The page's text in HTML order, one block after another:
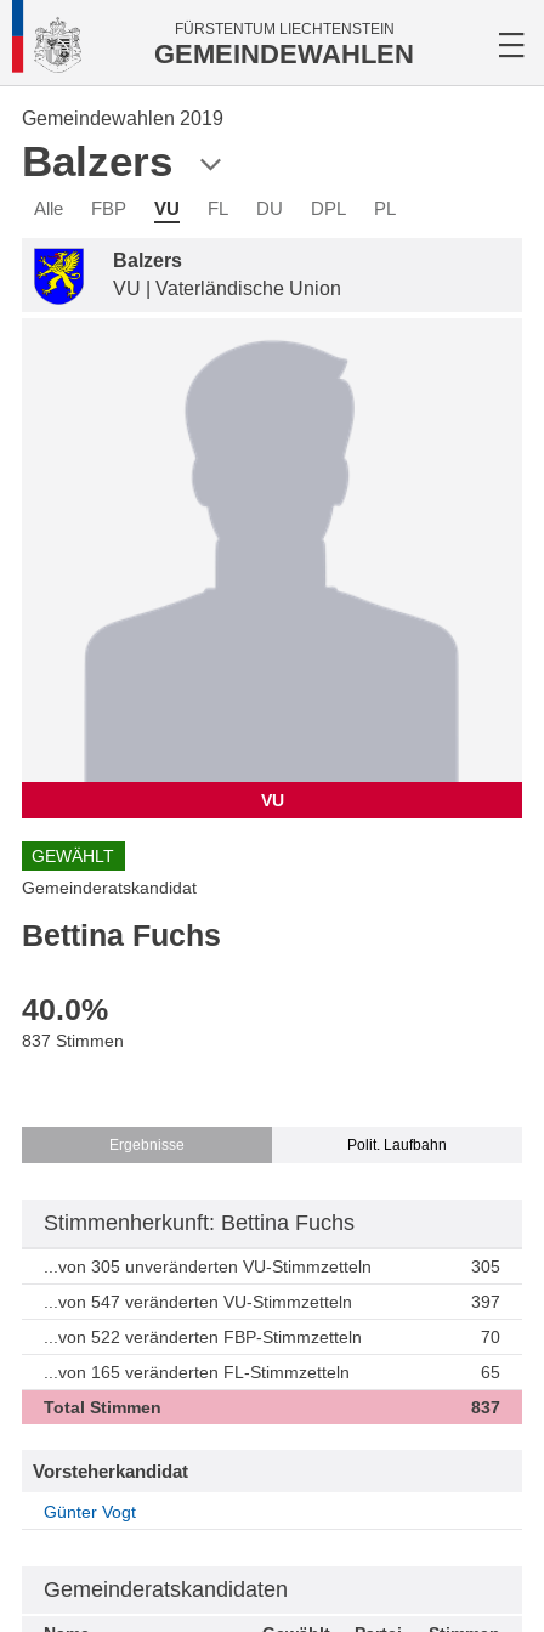
FÜRSTENTUM LIECHTENSTEIN
GEMEINDEWAHLEN
Gemeindewahlen 2019
Balzers
Alle FBP VU FL DU DPL PL
Balzers
VU | Vaterländische Union
VU
GEWÄHLT
Gemeinderatskandidat
Bettina Fuchs
40.0%
837 Stimmen
Ergebnisse Polit. Laufbahn
Stimmenherkunft: Bettina Fuchs
...von 305 unveränderten VU-Stimmzetteln
305
...von 547 veränderten VU-Stimmzetteln
397
...von 522 veränderten FBP-Stimmzetteln
70
...von 165 veränderten FL-Stimmzetteln
65
Total Stimmen
837
Vorsteherkandidat
Günter Vogt
Gemeinderatskandidaten